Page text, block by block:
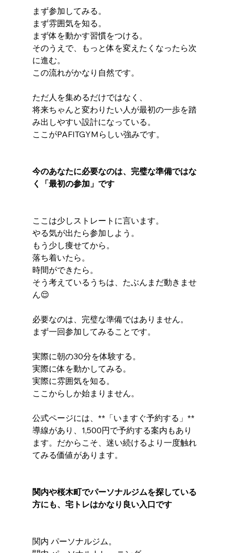
まず参加してみる。
まず雰囲気を知る。
まず体を動かす習慣をつける。
そのうえで、もっと体を変えたくなったら次
に進む。
この流れがかなり自然です。
ただ人を集めるだけではなく、
将来ちゃんと変わりたい人が最初の一歩を踏
み出しやすい設計になっている。
ここがPAFITGYMらしい強みです。
今のあなたに必要なのは、完璧な準備ではな
く「最初の参加」です
ここは少しストレートに言います。
やる気が出たら参加しよう。
もう少し痩せてから。
落ち着いたら。
時間ができたら。
そう考えているうちは、たぶんまだ動きませ
ん😌
必要なのは、完璧な準備ではありません。
まず一回参加してみることです。
実際に朝の30分を体験する。
実際に体を動かしてみる。
実際に雰囲気を知る。
ここからしか始まりません。
公式ページには、**「いますぐ予約する」**
導線があり、1,500円で予約する案内もあり
ます。だからこそ、迷い続けるより一度触れ
てみる価値があります。
関内や桜木町でパーソナルジムを探している
方にも、宅トレはかなり良い入口です
関内 パーソナルジム。